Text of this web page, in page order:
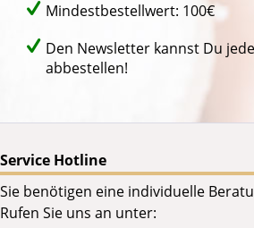
Mindestbestellwert: 100€
Den Newsletter kannst Du
abbestellen!
Service Hotline
Sie benötigen eine individuelle
Rufen Sie uns an unter: